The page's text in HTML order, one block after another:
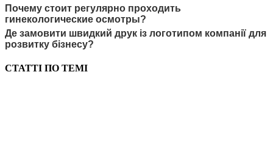
Почему стоит регулярно проходить
гинекологические осмотры?
Де замовити швидкий друк із логотипом компанії для
розвитку бізнесу?
СТАТТІ ПО ТЕМІ